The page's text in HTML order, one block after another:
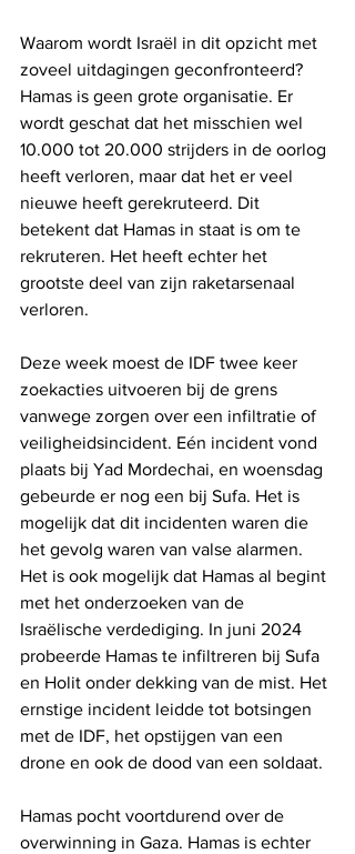
Waarom wordt Israël in dit opzicht met
zoveel uitdagingen geconfronteerd?
Hamas is geen grote organisatie. Er
wordt geschat dat het misschien wel
10.000 tot 20.000 strijders in de oorlog
heeft verloren, maar dat het er veel
nieuwe heeft gerekruteerd. Dit
betekent dat Hamas in staat is om te
rekruteren. Het heeft echter het
grootste deel van zijn raketarsenaal
verloren.
Deze week moest de IDF twee keer
zoekacties uitvoeren bij de grens
vanwege zorgen over een infiltratie of
veiligheidsincident. Eén incident vond
plaats bij Yad Mordechai, en woensdag
gebeurde er nog een bij Sufa. Het is
mogelijk dat dit incidenten waren die
het gevolg waren van valse alarmen.
Het is ook mogelijk dat Hamas al begint
met het onderzoeken van de
Israëlische verdediging. In juni 2024
probeerde Hamas te infiltreren bij Sufa
en Holit onder dekking van de mist. Het
ernstige incident leidde tot botsingen
met de IDF, het opstijgen van een
drone en ook de dood van een soldaat.
Hamas pocht voortdurend over de
overwinning in Gaza. Hamas is echter